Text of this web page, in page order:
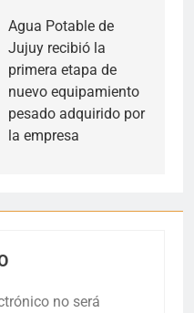
Agua Potable de
Jujuy recibió la
primera etapa de
nuevo equipamiento
pesado adquirido por
la empresa
no será